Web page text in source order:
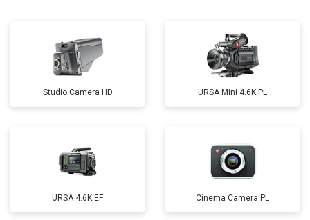
Studio Camera HD URSA Mini 4.6K PL
URSA 4.6K EF Cinema Camera PL